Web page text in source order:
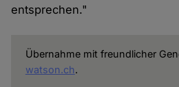
entsprechen."
Übernahme mit freundlicher
watson.ch.